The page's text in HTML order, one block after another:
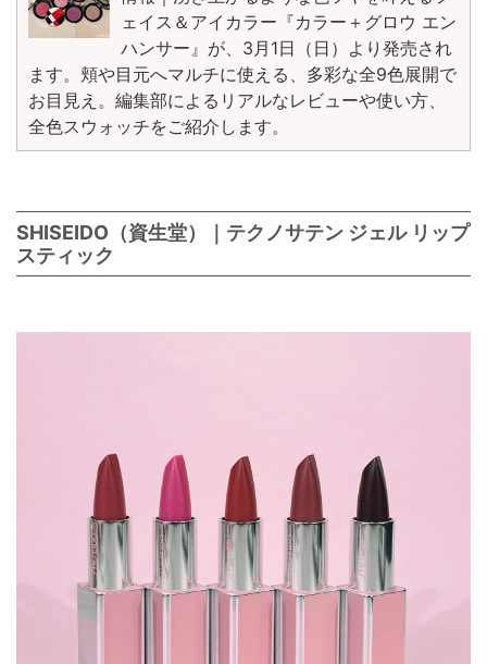
ェイス＆アイカラー『カラー＋グロウ エン
ハンサー』が、3月1日（日）より発売され
ます。頬や目元へマルチに使える、多彩な全9色展開で
お目見え。編集部によるリアルなレビューや使い方、
全色スウォッチをご紹介します。
SHISEIDO（資生堂）｜テクノサテン ジェル リップ
スティック